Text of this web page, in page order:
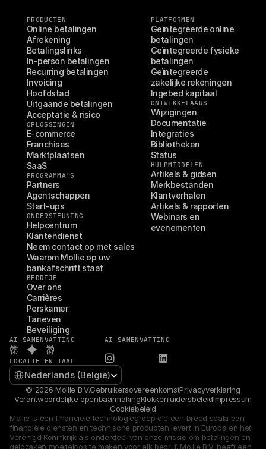
PRODUCTEN
Online betalingen
Afrekening
Betalingslinks
In-person betalingen
Recurring betalingen
Invoicing
Hoofdstad
Uitgaande betalingen
Acceptatie & risico
OPLOSSINGEN
E-commerce
Franchises
Marktplaatsen
SaaS
PROGRAMMA'S
Partners
Agentschappen
Start-ups
ONDERSTEUNING
Helpcentrum
Klantendienst
Neem contact op met sales
Waarom Mollie op uw
bankafschrift staat
BEDRIJF
Over ons
Carrières
Perskamer
Tarieven
Beveiliging
PLATFORMEN
Geïntegreerde online
betalingen
Geïntegreerde fysieke
betalingen
Geïntegreerde
zakelijke rekeningen
Ingebed kapitaal
ONTWIKKELAARS
Wijzigingen
Documentatie
Integraties
Bibliotheken
Status
HULPMIDDELEN
Artikels & gidsen
Merkbestanden
Klantverhalen
Artikels & rapporten
Webinars en
evenementen
AI-SAMENVATTING AI-SAMENVATTING
LOCATIE EN TAAL
Select Language
Nederlands (België)
© 2026 Mollie B.V.GebruikersovereenkomstPrivacyverklaring
Verantwoordelijke openbaarmakingKlokkenluidersbeleidImpressum
Cookiebeleid
Mollie is een financiële technologiegroep die een breed scala aan
financiële diensten en technische producten levert in Europa en het
Verenigd Koninkrijk als onderdeel van onze missie om betalingen en
geldzaken moeiteloos te maken voor elk bedrijf. Mollie B.V. heeft een